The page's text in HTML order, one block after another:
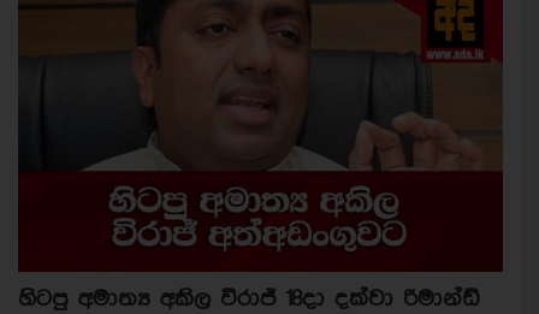
හිටපු අමාත්‍ය අකිල විරාජ් 18දා දක්වා රිමාන්ඩ්